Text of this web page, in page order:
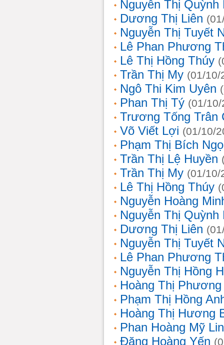
Nguyễn Thị Quỳnh
Dương Thị Liên
Nguyễn Thị Tuyết
Lê Phan Phương
Lê Thị Hồng Thúy
Trần Thị My (01/10/
Ngô Thi Kim Uyên
Phan Thị Tý (01/
Trương Tống Trân
Võ Viết Lợi (01/10/
Phạm Thị Bích
Trần Thị Lệ Huyền
Trần Thị My (01/10/
Lê Thị Hồng Thúy
Nguyễn Hoàng
Nguyễn Thị Quỳnh
Dương Thị Liên
Nguyễn Thị Tuyết
Lê Phan Phương
Nguyễn Thị Hồng
Hoàng Thị Phương
Phạm Thị Hồng
Hoàng Thị Hương
Phan Hoàng Mỹ
Đặng Hoàng Yến